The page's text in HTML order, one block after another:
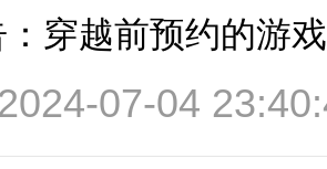
穿越前预约的游
07-04